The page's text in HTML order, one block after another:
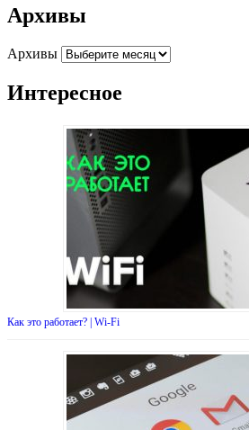
Архивы
Архивы
Интересное
Как это работает? | Wi-Fi